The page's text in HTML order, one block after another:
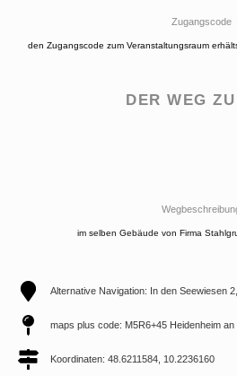
Zugangscode
den Zugangscode zum Veranstaltungsraum
DER WEG
im selben Gebäude von Firma
Alternative Navigation: In den Seewiesen
maps plus code: M5R6+45 Heidenheim an
Koordinaten: 48.6211584, 10.2236160